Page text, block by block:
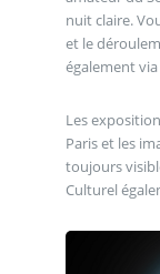
nuit claire.
et le
également
Les
Paris et les
toujours
Culturel